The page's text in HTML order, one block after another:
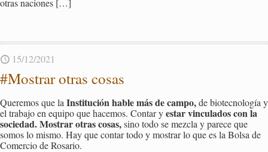
otras na­cio­nes […]
15/12/2021
#Mos­trar otras cosas
Que­re­mos que la Ins­ti­tu­ción hable más de campo,de bio­tec­no­lo­gía y
el tra­ba­jo en equi­po que ha­ce­mos. Con­tar yestar vin­cu­la­dos con la
so­cie­dad.Mos­trar otras cosas,sino todo se mez­cla y pa­re­ce que
somos lo mismo. Hay que con­tar todo y mos­trar lo que es la Bolsa de
Co­mer­cio de Ro­sa­rio.